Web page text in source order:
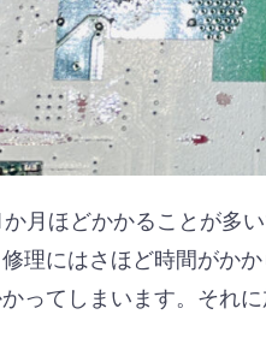
月ほどかかることが多
理にはさほど時間がか
ってしまいます。それ